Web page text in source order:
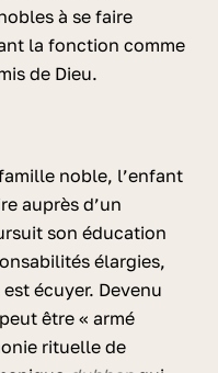
à se faire
la fonction comme
de Dieu.
noble, l’enfant
auprès d’un
son éducation
élargies,
écuyer. Devenu
être « armé
rituelle de